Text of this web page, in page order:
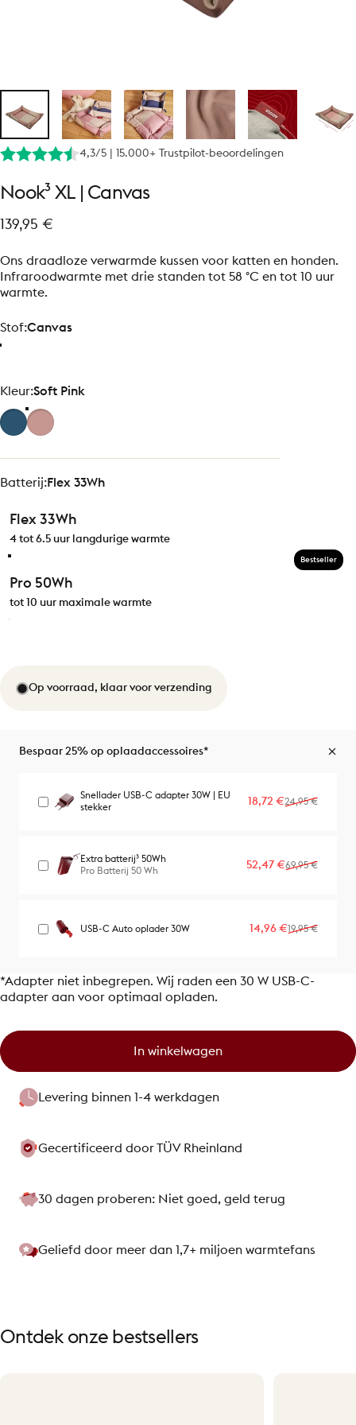
4,3/5 | 15.000+ Trustpilot-beoordelingen
Nook³ XL Canvas
139,95 €
Ons draadloze verwarmde kussen voor katten en honden.
Infraroodwarmte met drie standen tot 58 °C en tot 10 uur
warmte.
Stof
Stof:Canvas
Kleur
Kleur:Soft Pink
Batterij
Batterij:Flex 33Wh
Flex 33Wh
4 tot 6.5 uur langdurige warmte
Pro 50Wh
tot 10 uur maximale warmte
Bestseller
Op voorraad, klaar voor verzending
Bespaar 25% op oplaadaccessoires*
Snellader USB-C adapter 30W | EU
stekker
Verkoopprijs
18,72 €
Normale prijs
24,95 €
Extra batterij³ 50Wh
Pro Batterij 50 Wh
Verkoopprijs
52,47 €
Normale prijs
69,95 €
USB-C Auto oplader 30W Verkoopprijs
14,96 €
Normale prijs
19,95 €
*Adapter niet inbegrepen. Wij raden een 30 W USB-C-
adapter aan voor optimaal opladen.
In winkelwagen
Levering binnen 1-4 werkdagen
Gecertificeerd door TÜV Rheinland
30 dagen proberen: Niet goed, geld terug
Geliefd door meer dan 1,7+ miljoen warmtefans
Ontdek onze bestsellers